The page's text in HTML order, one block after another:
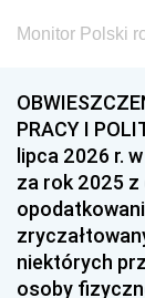
Monitor Polski
PRACY I
lipca 2026 r.
za rok 2025 z
niektórych
osoby